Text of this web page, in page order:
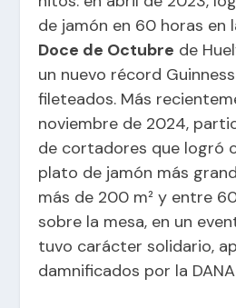
de jamón en 60 horas en
Doce de Octubre de
un nuevo récord
fileteados. Más
noviembre de 2024,
de cortadores que logró
plato de jamón más
más de 200 m² y entre
sobre la mesa, en un
tuvo carácter solidario,
damnificados por la